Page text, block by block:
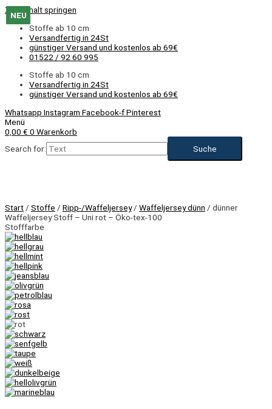
Zum Inhalt springen
Stoffe ab 10 cm
Versandfertig in 24St
günstiger Versand und kostenlos ab 69€
01522 / 92 60 995
Stoffe ab 10 cm
Versandfertig in 24St
günstiger Versand und kostenlos ab 69€
Whatsapp Instagram Facebook-fPinterest
Menü
0,00 € 0 Warenkorb
Search for:
Start / Stoffe / Ripp-/Waffeljersey/ Waffeljersey dünn / dünner
Waffeljersey Stoff – Uni rot – Öko-tex-100
Stofffarbe
NEU
NEU
NEU
NEU
NEU
NEU
NEU
NEU
NEU
NEU
NEU
NEU